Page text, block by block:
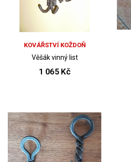
KOVÁŘSTVÍ KOŽDOŇ
Věšák vinný list
1 065 Kč